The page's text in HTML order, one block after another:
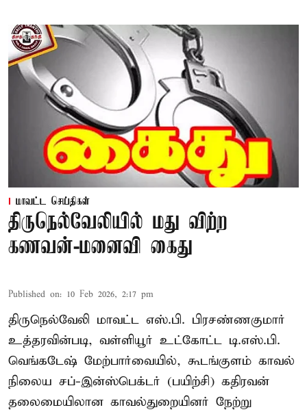
மாவட்ட செய்திகள்
திருநெல்வேலியில் மது விற்ற
கணவன்-மனைவி கைது
Published on: 10 Feb 2026, 2:17 pm
திருநெல்வேலி மாவட்ட எஸ்.பி. பிரசண்ணகுமார்
உத்தரவின்படி, வள்ளியூர் உட்கோட்ட டி.எஸ்.பி.
வெங்கடேஷ் மேற்பார்வையில், கூடங்குளம் காவல்
நிலைய சப்-இன்ஸ்பெக்டர் (பயிற்சி) கதிரவன்
தலைமையிலான காவல்துறையினர் நேற்று